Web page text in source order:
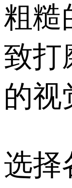
粗糙
致打
的视
选择